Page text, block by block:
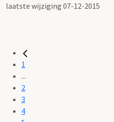
laatste wijziging 07-12-2015
1
...
2
3
4